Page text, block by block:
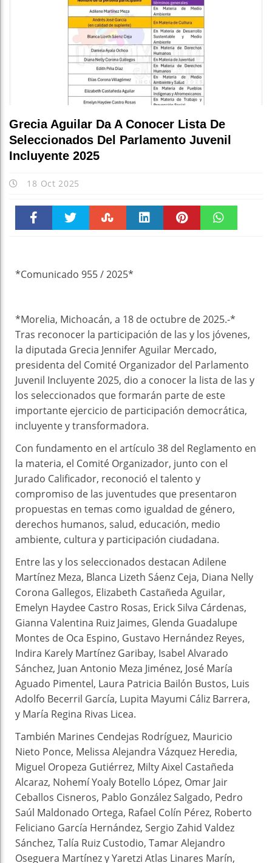
Grecia Aguilar Da A Conocer Lista De
Seleccionados Del Parlamento Juvenil
Incluyente 2025
18 Oct 2025
*Comunicado 955 / 2025*
*Morelia, Michoacán, a 18 de octubre de 2025.-*
Tras reconocer la participación de las y los jóvenes,
la diputada Grecia Jennifer Aguilar Mercado,
presidenta del Comité Organizador del Parlamento
Juvenil Incluyente 2025, dio a conocer la lista de las y
los seleccionados que formarán parte de este
importante ejercicio de participación democrática,
incluyente y transformadora.
Con fundamento en el artículo 38 del Reglamento en
la materia, el Comité Organizador, junto con el
Jurado Calificador, reconoció el talento y
compromiso de las juventudes que presentaron
propuestas en temas como igualdad de género,
derechos humanos, salud, educación, medio
ambiente, cultura y participación ciudadana.
Entre las y los seleccionados destacan Adilene
Martínez Meza, Blanca Lizeth Sáenz Ceja, Diana Nelly
Corona Gallegos, Elizabeth Castañeda Aguilar,
Emelyn Haydee Castro Rosas, Erick Silva Cárdenas,
Gianna Valentina Ruiz Jaimes, Glenda Guadalupe
Montes de Oca Espino, Gustavo Hernández Reyes,
Indira Karely Martínez Garibay, Isabel Alvarado
Sánchez, Juan Antonio Meza Jiménez, José María
Aguado Pimentel, Laura Patricia Bailón Bustos, Luis
Adolfo Becerril García, Lupita Mayumi Cáliz Barrera,
y María Regina Rivas Licea.
También Marines Cendejas Rodríguez, Mauricio
Nieto Ponce, Melissa Alejandra Vázquez Heredia,
Miguel Oropeza Gutiérrez, Milty Aixel Castañeda
Alcaraz, Nohemí Yoaly Botello López, Omar Jair
Ceballos Cisneros, Pablo González Salgado, Pedro
Saúl Maldonado Ortega, Rafael Colín Pérez, Roberto
Feliciano García Hernández, Sergio Zahid Valdez
Sánchez, Talía Ruiz Custodio, Tamar Alejandro
Oseguera Martínez y Yaretzi Atlas Linares Marín,